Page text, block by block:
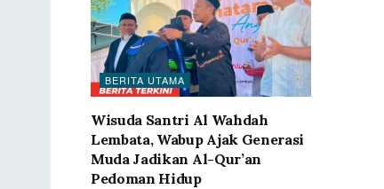
BERITA UTAMA
Wisuda Santri Al Wahdah
Lembata, Wabup Ajak Generasi
Muda Jadikan Al-Qur’an
Pedoman Hidup